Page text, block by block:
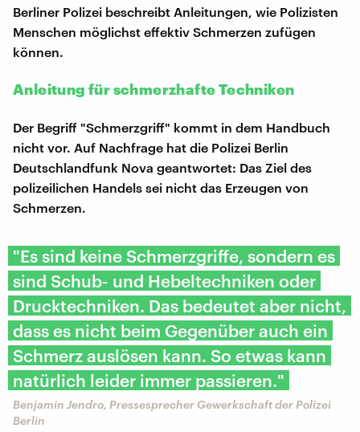
Berliner Polizei beschreibt Anleitungen, wie Polizisten
Menschen möglichst effektiv Schmerzen zufügen
können.
Anleitung für schmerzhafte Techniken
Der Begriff "Schmerzgriff" kommt in dem Handbuch
nicht vor. Auf Nachfrage hat die Polizei Berlin
Deutschlandfunk Nova geantwortet: Das Ziel des
polizeilichen Handels sei nicht das Erzeugen von
Schmerzen.
"Es sind keine Schmerzgriffe, sondern es
sind Schub- und Hebeltechniken oder
Drucktechniken. Das bedeutet aber nicht,
dass es nicht beim Gegenüber auch ein
Schmerz auslösen kann. So etwas kann
natürlich leider immer passieren."
Benjamin Jendro, Pressesprecher Gewerkschaft der Polizei
Berlin